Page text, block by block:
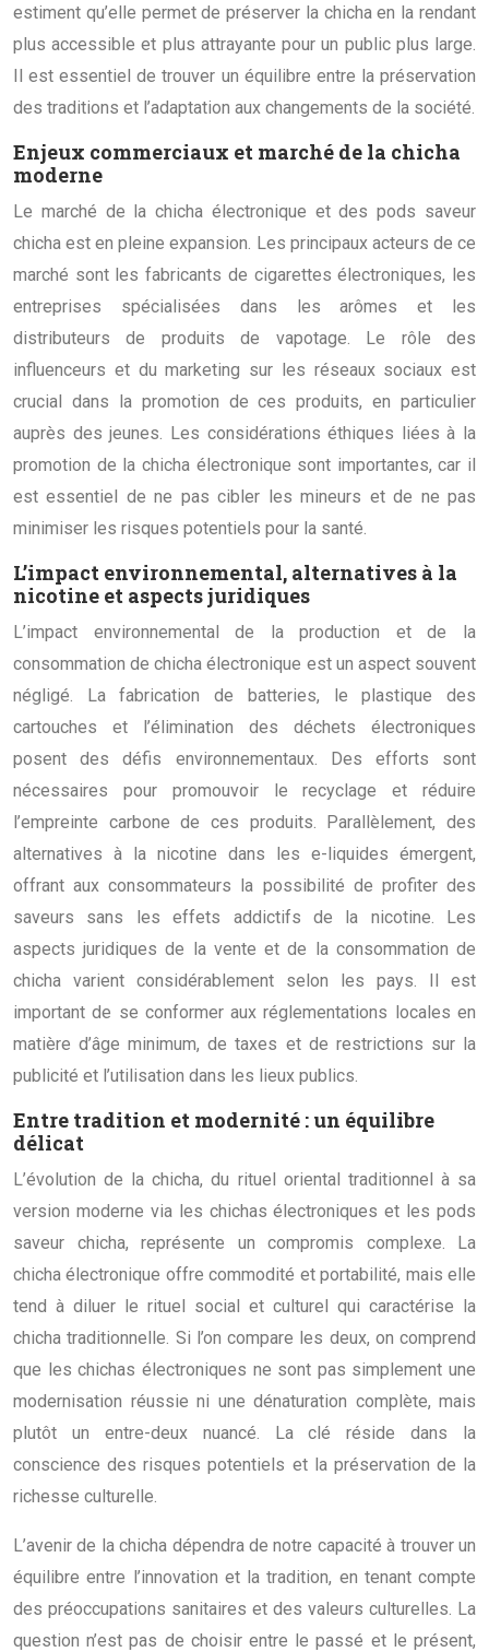
estiment qu’elle permet de préserver la chicha en la rendant
plus accessible et plus attrayante pour un public plus large.
Il est essentiel de trouver un équilibre entre la préservation
des traditions et l’adaptation aux changements de la société.
Enjeux commerciaux et marché de la chicha
moderne
Le marché de la chicha électronique et des pods saveur
chicha est en pleine expansion. Les principaux acteurs de ce
marché sont les fabricants de cigarettes électroniques, les
entreprises spécialisées dans les arômes et les
distributeurs de produits de vapotage. Le rôle des
influenceurs et du marketing sur les réseaux sociaux est
crucial dans la promotion de ces produits, en particulier
auprès des jeunes. Les considérations éthiques liées à la
promotion de la chicha électronique sont importantes, car il
est essentiel de ne pas cibler les mineurs et de ne pas
minimiser les risques potentiels pour la santé.
L’impact environnemental, alternatives à la
nicotine et aspects juridiques
L’impact environnemental de la production et de la
consommation de chicha électronique est un aspect souvent
négligé. La fabrication de batteries, le plastique des
cartouches et l’élimination des déchets électroniques
posent des défis environnementaux. Des efforts sont
nécessaires pour promouvoir le recyclage et réduire
l’empreinte carbone de ces produits. Parallèlement, des
alternatives à la nicotine dans les e-liquides émergent,
offrant aux consommateurs la possibilité de profiter des
saveurs sans les effets addictifs de la nicotine. Les
aspects juridiques de la vente et de la consommation de
chicha varient considérablement selon les pays. Il est
important de se conformer aux réglementations locales en
matière d’âge minimum, de taxes et de restrictions sur la
publicité et l’utilisation dans les lieux publics.
Entre tradition et modernité : un équilibre
délicat
L’évolution de la chicha, du rituel oriental traditionnel à sa
version moderne via les chichas électroniques et les pods
saveur chicha, représente un compromis complexe. La
chicha électronique offre commodité et portabilité, mais elle
tend à diluer le rituel social et culturel qui caractérise la
chicha traditionnelle. Si l’on compare les deux, on comprend
que les chichas électroniques ne sont pas simplement une
modernisation réussie ni une dénaturation complète, mais
plutôt un entre-deux nuancé. La clé réside dans la
conscience des risques potentiels et la préservation de la
richesse culturelle.
L’avenir de la chicha dépendra de notre capacité à trouver un
équilibre entre l’innovation et la tradition, en tenant compte
des préoccupations sanitaires et des valeurs culturelles. La
question n’est pas de choisir entre le passé et le présent,